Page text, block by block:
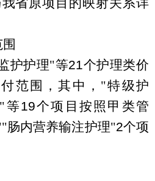
省原项目的映射关系详
护护理"等21个护理类价
范围，其中， "特级护
"等19个项目按照甲类管
肠内营养输注护理"2个项